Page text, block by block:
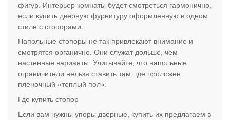
фигур. Интерьер комнаты будет смотреться гармонично,
если купить дверную фурнитуру оформленную в одном
стиле с стопорами.
Напольные стопоры не так привлекают внимание и
смотрятся органично. Они служат дольше, чем
настенные варианты. Учитывайте, что напольные
ограничители нельзя ставить там, где проложен
пленочный «теплый пол».
Где купить стопор
Если вам нужны упоры дверные, купить их предлагаем в